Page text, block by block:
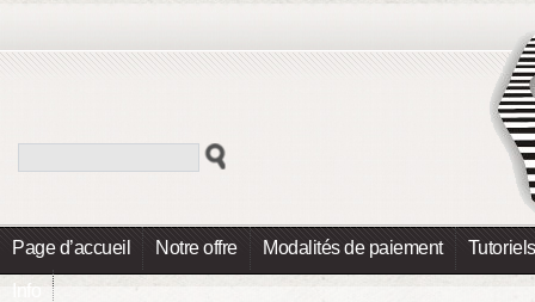
Page d’accueil Notre offre Modalités de paiement Tutoriels
Info